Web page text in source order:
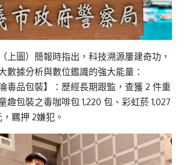
上圖）簡報時指出，科技溯源屢建奇功，
數據分析與數位鑑識的強大能量：
毒品包裝】：歷經長期跟監，查獲 2 件重
趣包裝之毒咖啡包 1,220 包、彩虹菸 1,027
羈押 2嫌犯。